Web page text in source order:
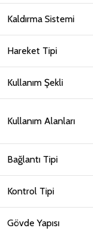
Kaldırma Sistemi
Hareket Tipi
Kullanım Şekli
Kullanım Alanları
Bağlantı Tipi
Kontrol Tipi
Gövde Yapısı